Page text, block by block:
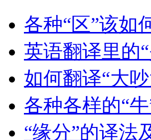
各种“区”该如
英语翻译里的
如何翻译“大
各种各样的“
“缘分”的译法